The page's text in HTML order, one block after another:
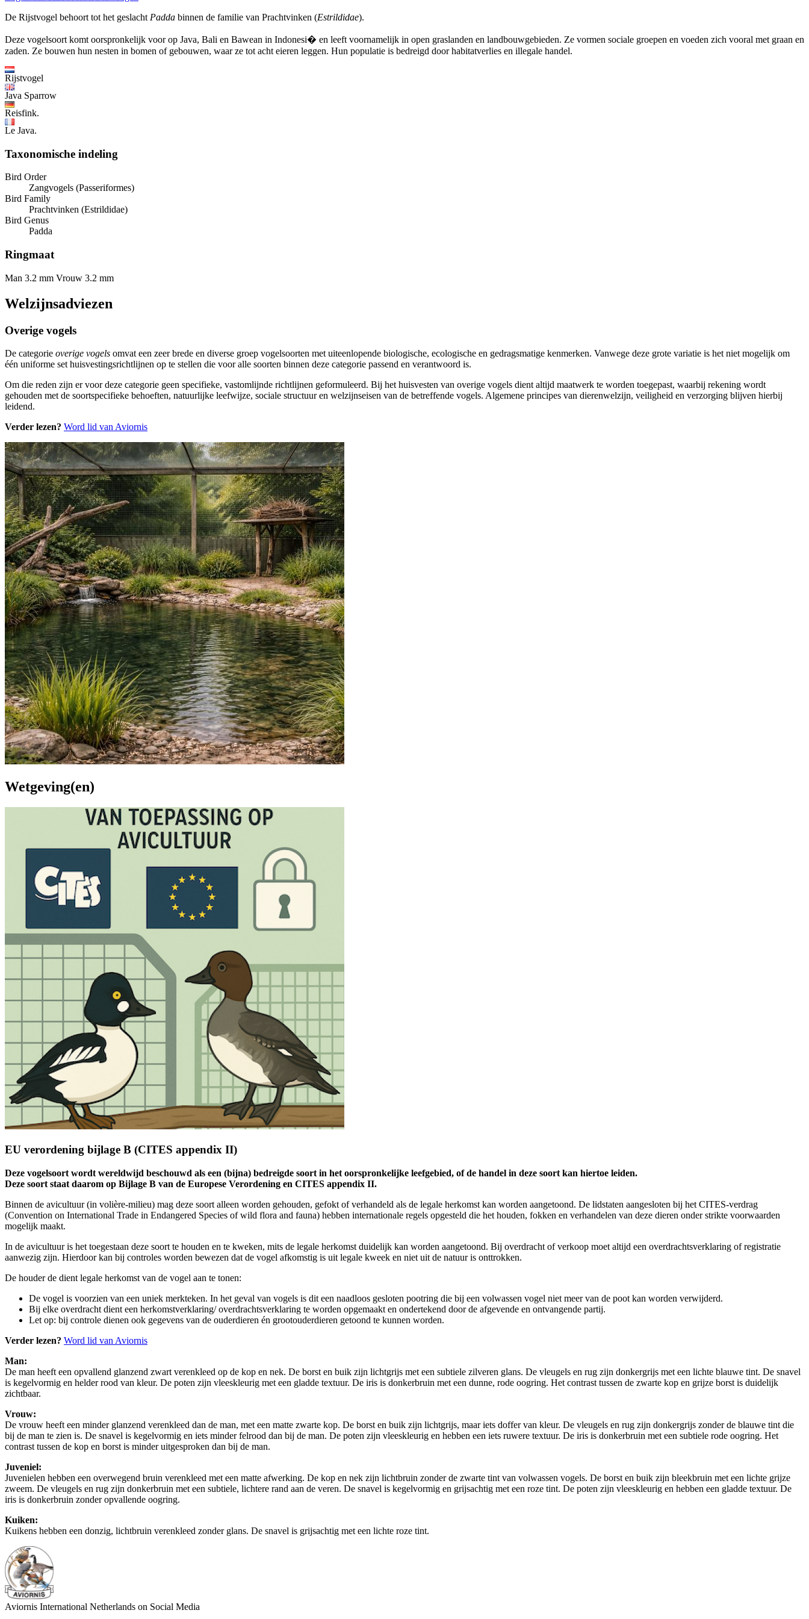
De Rijstvogel behoort tot het geslacht Padda binnen de familie van Prachtvinken (Estrildidae).
Deze vogelsoort komt oorspronkelijk voor op Java, Bali en Bawean in Indonesi� en leeft voornamelijk in open graslanden en landbouwgebieden. Ze vormen sociale groepen en voeden zich vooral met graan en
zaden. Ze bouwen hun nesten in bomen of gebouwen, waar ze tot acht eieren leggen. Hun populatie is bedreigd door habitatverlies en illegale handel.
Rijstvogel
Java Sparrow
Reisfink.
Le Java.
Taxonomische indeling
Bird Order
Zangvogels (Passeriformes)
Bird Family
Prachtvinken (Estrildidae)
Bird Genus
Padda
Ringmaat
Man 3.2 mm Vrouw 3.2 mm
Welzijnsadviezen
Overige vogels
De categorie overige vogels omvat een zeer brede en diverse groep vogelsoorten met uiteenlopende biologische, ecologische en gedragsmatige kenmerken. Vanwege deze grote variatie is het niet mogelijk om
één uniforme set huisvestingsrichtlijnen op te stellen die voor alle soorten binnen deze categorie passend en verantwoord is.
Om die reden zijn er voor deze categorie geen specifieke, vastomlijnde richtlijnen geformuleerd. Bij het huisvesten van overige vogels dient altijd maatwerk te worden toegepast, waarbij rekening wordt
gehouden met de soortspecifieke behoeften, natuurlijke leefwijze, sociale structuur en welzijnseisen van de betreffende vogels. Algemene principes van dierenwelzijn, veiligheid en verzorging blijven hierbij
leidend.
Verder lezen? Word lid van Aviornis
Wetgeving(en)
EU verordening bijlage B (CITES appendix II)
Deze vogelsoort wordt wereldwijd beschouwd als een (bijna) bedreigde soort in het oorspronkelijke leefgebied, of de handel in deze soort kan hiertoe leiden.
Deze soort staat daarom op Bijlage B van de Europese Verordening en CITES appendix II.
Binnen de avicultuur (in volière-milieu) mag deze soort alleen worden gehouden, gefokt of verhandeld als de legale herkomst kan worden aangetoond. De lidstaten aangesloten bij het CITES-verdrag
(Convention on International Trade in Endangered Species of wild flora and fauna) hebben internationale regels opgesteld die het houden, fokken en verhandelen van deze dieren onder strikte voorwaarden
mogelijk maakt.
In de avicultuur is het toegestaan deze soort te houden en te kweken, mits de legale herkomst duidelijk kan worden aangetoond. Bij overdracht of verkoop moet altijd een overdrachtsverklaring of registratie
aanwezig zijn. Hierdoor kan bij controles worden bewezen dat de vogel afkomstig is uit legale kweek en niet uit de natuur is onttrokken.
De houder de dient legale herkomst van de vogel aan te tonen:
De vogel is voorzien van een uniek merkteken. In het geval van vogels is dit een naadloos gesloten pootring die bij een volwassen vogel niet meer van de poot kan worden verwijderd.
Bij elke overdracht dient een herkomstverklaring/ overdrachtsverklaring te worden opgemaakt en ondertekend door de afgevende en ontvangende partij.
Let op: bij controle dienen ook gegevens van de ouderdieren én grootouderdieren getoond te kunnen worden.
Verder lezen? Word lid van Aviornis
Man:
De man heeft een opvallend glanzend zwart verenkleed op de kop en nek. De borst en buik zijn lichtgrijs met een subtiele zilveren glans. De vleugels en rug zijn donkergrijs met een lichte blauwe tint. De snavel
is kegelvormig en helder rood van kleur. De poten zijn vleeskleurig met een gladde textuur. De iris is donkerbruin met een dunne, rode oogring. Het contrast tussen de zwarte kop en grijze borst is duidelijk
zichtbaar.
Vrouw:
De vrouw heeft een minder glanzend verenkleed dan de man, met een matte zwarte kop. De borst en buik zijn lichtgrijs, maar iets doffer van kleur. De vleugels en rug zijn donkergrijs zonder de blauwe tint die
bij de man te zien is. De snavel is kegelvormig en iets minder felrood dan bij de man. De poten zijn vleeskleurig en hebben een iets ruwere textuur. De iris is donkerbruin met een subtiele rode oogring. Het
contrast tussen de kop en borst is minder uitgesproken dan bij de man.
Juveniel:
Juvenielen hebben een overwegend bruin verenkleed met een matte afwerking. De kop en nek zijn lichtbruin zonder de zwarte tint van volwassen vogels. De borst en buik zijn bleekbruin met een lichte grijze
zweem. De vleugels en rug zijn donkerbruin met een subtiele, lichtere rand aan de veren. De snavel is kegelvormig en grijsachtig met een roze tint. De poten zijn vleeskleurig en hebben een gladde textuur. De
iris is donkerbruin zonder opvallende oogring.
Kuiken:
Kuikens hebben een donzig, lichtbruin verenkleed zonder glans. De snavel is grijsachtig met een lichte roze tint.
Aviornis International Netherlands on Social Media